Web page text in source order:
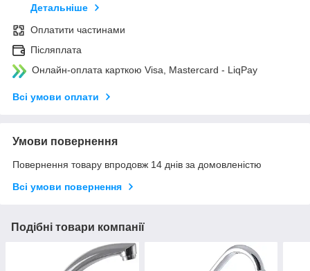
Детальніше
Оплатити частинами
Післяплата
Онлайн-оплата карткою Visa, Mastercard - LiqPay
Всі умови оплати
Умови повернення
Повернення товару впродовж 14 днів за домовленістю
Всі умови повернення
Подібні товари компанії